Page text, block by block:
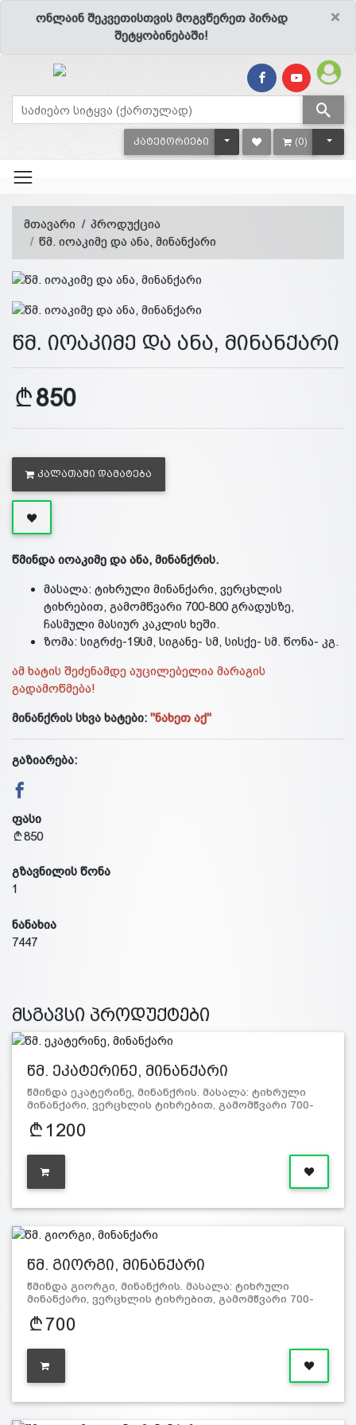
×
ონლაინ შეკვეთისთვის მოგვწერეთ პირად
შეტყობინებაში!
ᲙᲐᲢᲔᲒᲝᲠᲘᲔᲑᲘ TOGGLE DROPDOWN
(0)
მთავარი
პროდუქცია
წმ. იოაკიმე და ანა, მინანქარი
წმ. იოაკიმე და ანა, მინანქარი
850
ᲙᲐᲚᲐᲗᲐᲨᲘ ᲓᲐᲛᲐᲢᲔᲑᲐ
წმინდა იოაკიმე და ანა, მინანქრის.
მასალა: ტიხრული მინანქარი, ვერცხლის
ტიხრებით, გამომწვარი 700-800 გრადუსზე,
ჩასმული მასიურ კაკლის ხეში.
ზომა: სიგრძე-19სმ, სიგანე- სმ, სისქე- სმ. წონა- კგ.
ამ ხატის შეძენამდე აუცილებელია მარაგის
გადამოწმება!
მინანქრის სხვა ხატები: "ნახეთ აქ"
გაზიარება:
ფასი
850
გზავნილის წონა
1
ნანახია
7447
მსგავსი პროდუქტები
წმ. ეკატერინე, მინანქარი
წმინდა ეკატერინე, მინანქრის. მასალა: ტიხრული
მინანქარი, ვერცხლის ტიხრებით, გამომწვარი 700-
1200
წმ. გიორგი, მინანქარი
წმინდა გიორგი, მინანქრის. მასალა: ტიხრული
მინანქარი, ვერცხლის ტიხრებით, გამომწვარი 700-
700